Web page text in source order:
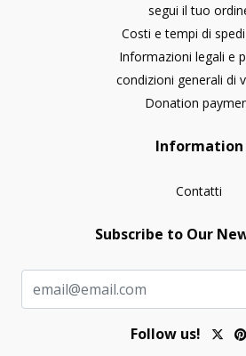
segui il tuo
Costi e tempi di
Informazioni legali e
condizioni generali di
Donation
Information
Contatti
Subscribe to Our
Follow us!